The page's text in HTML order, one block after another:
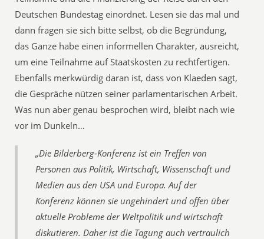
Deutschen Bundestag einordnet. Lesen sie das mal und
dann fragen sie sich bitte selbst, ob die Begründung,
das Ganze habe einen informellen Charakter, ausreicht,
um eine Teilnahme auf Staatskosten zu rechtfertigen.
Ebenfalls merkwürdig daran ist, dass von Klaeden sagt,
die Gespräche nützen seiner parlamentarischen Arbeit.
Was nun aber genau besprochen wird, bleibt nach wie
vor im Dunkeln…
„Die Bilderberg-Konferenz ist ein Treffen von
Personen aus Politik, Wirtschaft, Wissenschaft und
Medien aus den USA und Europa. Auf der
Konferenz können sie ungehindert und offen über
aktuelle Probleme der Weltpolitik und wirtschaft
diskutieren. Daher ist die Tagung auch vertraulich